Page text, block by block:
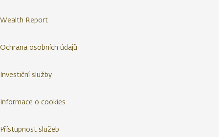
Wealth Report
Ochrana osobních údajů
Investiční služby
Informace o cookies
Přístupnost služeb